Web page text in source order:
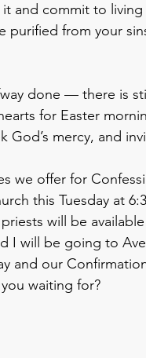
and commit to living
purified from your
done — there is
for Easter
God’s mercy, and
we offer for
this Tuesday at
will be
I will be going to
and our
waiting for?